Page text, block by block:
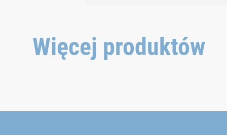
Więcej produktów